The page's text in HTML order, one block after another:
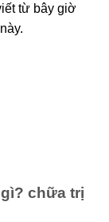
từ bây giờ
chữa trị